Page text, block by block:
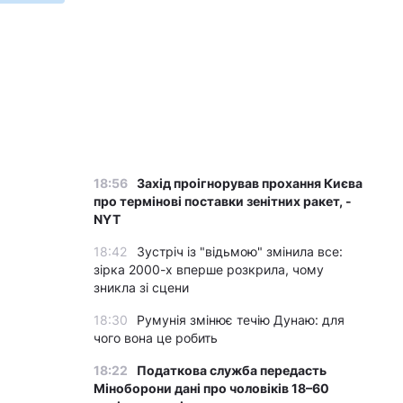
18:56 Захід проігнорував прохання Києва
про термінові поставки зенітних ракет, -
NYT
18:42
Зустріч із "відьмою" змінила все:
зірка 2000-х вперше розкрила, чому
зникла зі сцени
18:30
Румунія змінює течію Дунаю: для
чого вона це робить
18:22
Податкова служба передасть
Міноборони дані про чоловіків 18–60